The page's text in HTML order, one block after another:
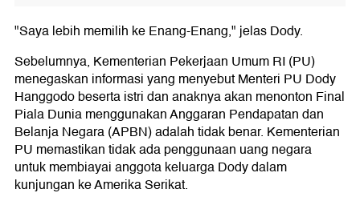
"Saya lebih memilih ke Enang-Enang," jelas Dody.
Sebelumnya, Kementerian Pekerjaan Umum RI (PU)
menegaskan informasi yang menyebut Menteri PU Dody
Hanggodo beserta istri dan anaknya akan menonton Final
Piala Dunia menggunakan Anggaran Pendapatan dan
Belanja Negara (APBN) adalah tidak benar. Kementerian
PU memastikan tidak ada penggunaan uang negara
untuk membiayai anggota keluarga Dody dalam
kunjungan ke Amerika Serikat.